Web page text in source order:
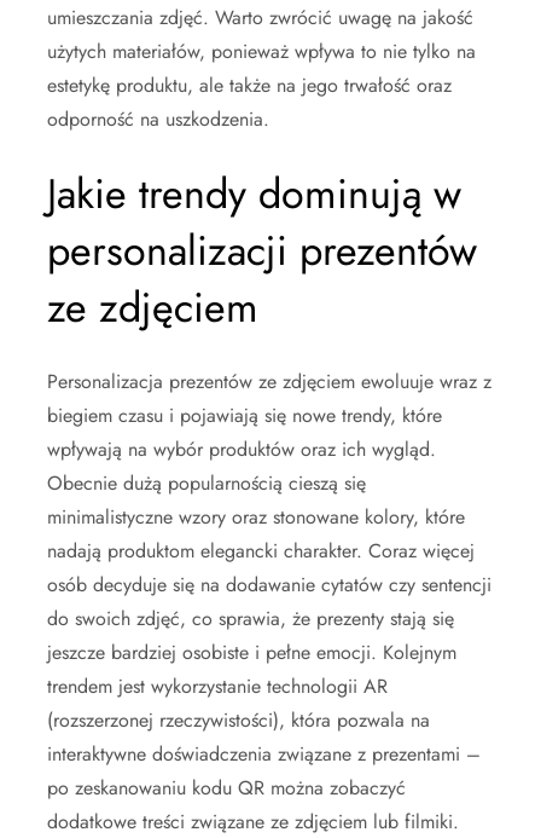
umieszczania zdjęć. Warto zwrócić uwagę na jakość
użytych materiałów, ponieważ wpływa to nie tylko na
estetykę produktu, ale także na jego trwałość oraz
odporność na uszkodzenia.
Jakie trendy dominują w
personalizacji prezentów
ze zdjęciem
Personalizacja prezentów ze zdjęciem ewoluuje wraz z
biegiem czasu i pojawiają się nowe trendy, które
wpływają na wybór produktów oraz ich wygląd.
Obecnie dużą popularnością cieszą się
minimalistyczne wzory oraz stonowane kolory, które
nadają produktom elegancki charakter. Coraz więcej
osób decyduje się na dodawanie cytatów czy sentencji
do swoich zdjęć, co sprawia, że prezenty stają się
jeszcze bardziej osobiste i pełne emocji. Kolejnym
trendem jest wykorzystanie technologii AR
(rozszerzonej rzeczywistości), która pozwala na
interaktywne doświadczenia związane z prezentami –
po zeskanowaniu kodu QR można zobaczyć
dodatkowe treści związane ze zdjęciem lub filmiki.